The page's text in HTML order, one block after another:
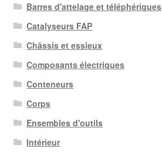
Barres d'attelage et téléphériques
Catalyseurs FAP
Châssis et essieux
Composants électriques
Conteneurs
Corps
Ensembles d'outils
Intérieur